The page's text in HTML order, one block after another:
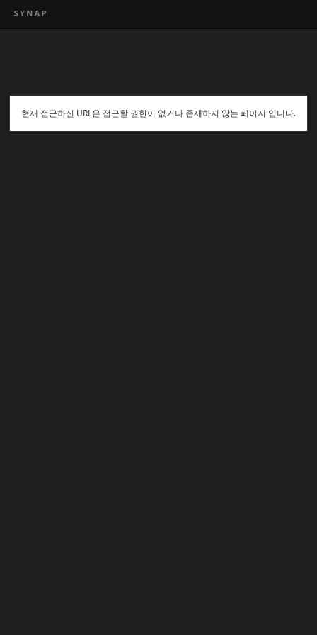
현재 접근하신 URL은 접근할 권한이 없거나 존재하지 않는 페이지 입니다.